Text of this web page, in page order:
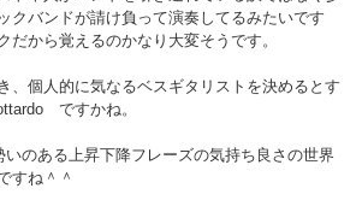
クバンドが請け負って演奏してるみたいです
だから覚えるのかなり大変そうです。
、個人的に気なるベスギタリストを決めるとす
ですかね。
のある上昇下降フレーズの気持ち良さの世界
すね＾＾